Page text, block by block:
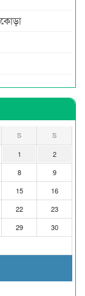
S S
1
2
8
9
15
16
22
23
29
30